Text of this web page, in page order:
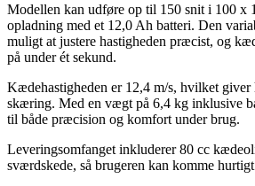
Modellen kan udføre op til 150 snit i 100 x
opladning med et 12,0 Ah batteri. Den
muligt at justere hastigheden præcist, og
på under ét sekund.
Kædehastigheden er 12,4 m/s, hvilket
skæring. Med en vægt på 6,4 kg inklusive
til både præcision og komfort under brug.
Leveringsomfanget inkluderer 80 cc
sværdskede, så brugeren kan komme